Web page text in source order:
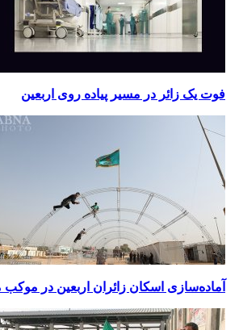
فوت یک زائر در مسیر پیاده‌ روی اربعین
آماده‌سازی اسکان زائران اربعین در